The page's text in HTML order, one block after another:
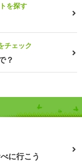
を探す
チェック
？
に行こう